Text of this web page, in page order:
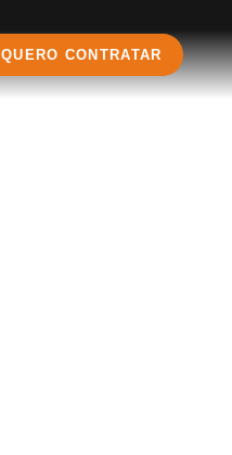
QUERO CONTRATAR